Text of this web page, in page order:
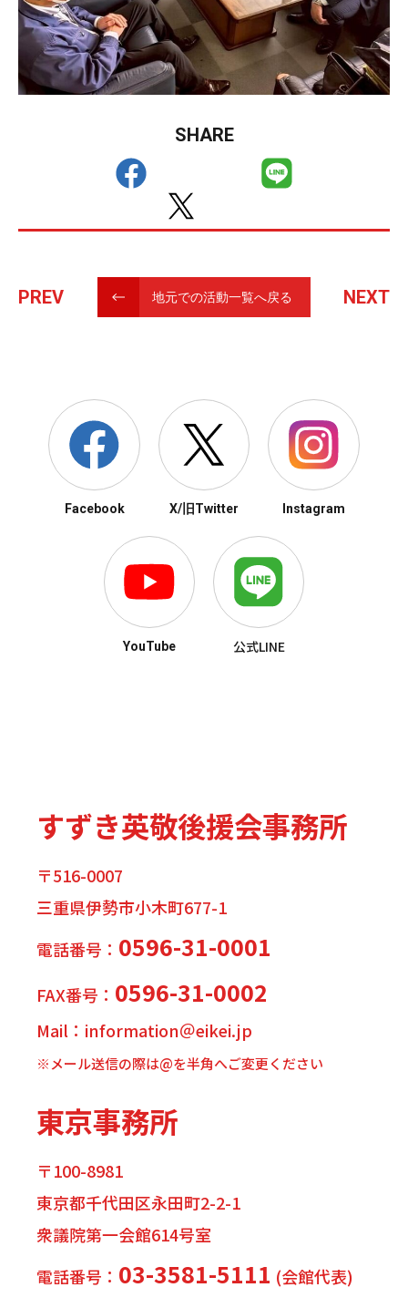
SHARE
PREV 地元での活動一覧へ戻る NEXT
Facebook X/旧Twitter Instagram
YouTube 公式LINE
すずき英敬後援会事務所
〒516-0007
三重県伊勢市小木町677-1
電話番号： 0596-31-0001
FAX番号： 0596-31-0002
Mail：information＠eikei.jp
※メール送信の際は@を半角へご変更ください
東京事務所
〒100-8981
東京都千代田区永田町2-2-1
衆議院第一会館614号室
電話番号： 03-3581-5111 (会館代表)